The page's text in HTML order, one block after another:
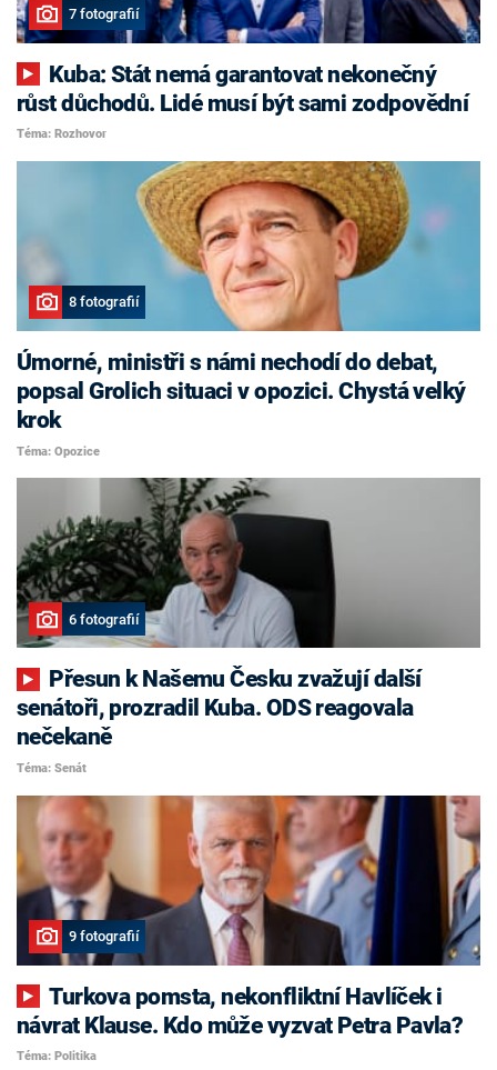
7 fotografií
růst důchodů. Lidé musí být sami zodpovědní
Téma: Rozhovor
8 fotografií
Úmorné, ministři s námi nechodí do debat,
popsal Grolich situaci v opozici. Chystá velký
krok
Téma: Opozice
6 fotografií
senátoři, prozradil Kuba. ODS reagovala
nečekaně
Téma: Senát
9 fotografií
Turkova pomsta, nekonfliktní Havlíček i
návrat Klause. Kdo může vyzvat Petra Pavla?
Téma: Politika